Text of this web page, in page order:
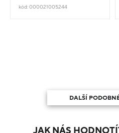
kód: 000021005244
DALŠÍ
JAK NÁS